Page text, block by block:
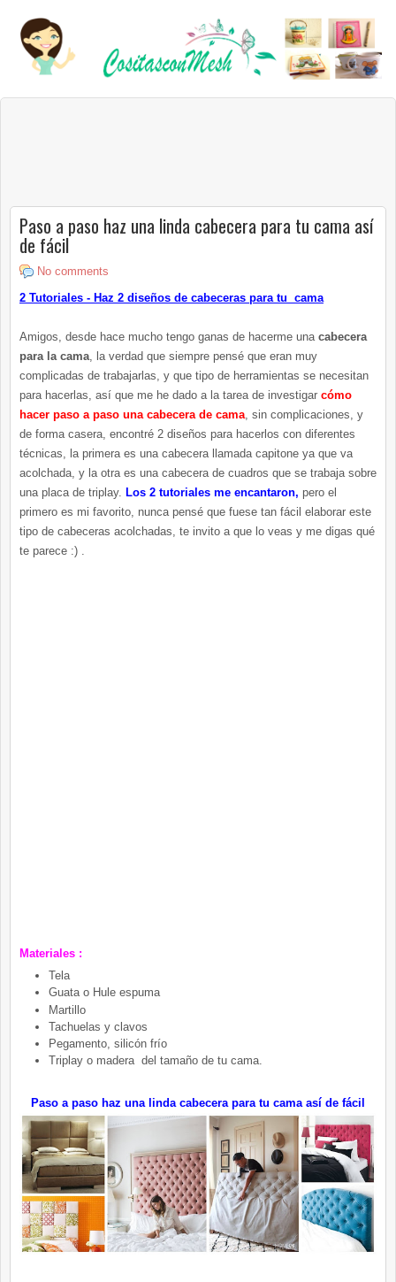
Paso a paso haz una linda cabecera para tu cama así
de fácil
No comments
2 Tutoriales - Haz 2 diseños de cabeceras para tu cama
Amigos, desde hace mucho tengo ganas de hacerme una cabecera
para la cama , la verdad que siempre pensé que eran muy
complicadas de trabajarlas, y que tipo de herramientas se necesitan
para hacerlas, así que me he dado a la tarea de investigar cómo
hacer paso a paso una cabecera de cama , sin complicaciones, y
de forma casera, encontré 2 diseños para hacerlos con diferentes
técnicas, la primera es una cabecera llamada capitone ya que va
acolchada, y la otra es una cabecera de cuadros que se trabaja sobre
una placa de triplay. Los 2 tutoriales me encantaron, pero el
primero es mi favorito, nunca pensé que fuese tan fácil elaborar este
tipo de cabeceras acolchadas, te invito a que lo veas y me digas qué
te parece :) .
Materiales :
Tela
Guata o Hule espuma
Martillo
Tachuelas y clavos
Pegamento, silicón frío
Triplay o madera del tamaño de tu cama.
Paso a paso haz una linda cabecera para tu cama así de fácil